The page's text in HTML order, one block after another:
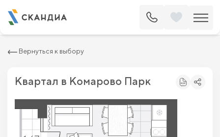
Вернуться к выбору
Квартал в Комарово Парк
Квартира c одной спальней 38.01 м
5 975 200 ₽6 790 000 ₽